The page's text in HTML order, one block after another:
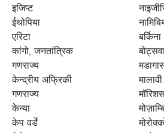
इजिप्ट
ईथोपिया
एरिटा
कांगो, जनतांत्रिक
गणराज्य
केन्द्रीय अफ्रिकी
गणराज्य
केन्या
केप वर्डे
मालावी